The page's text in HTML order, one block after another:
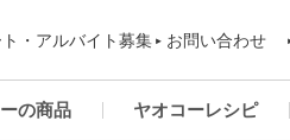
・アルバイト募集 お問い合わせ
の商品 ヤオコーレシピ